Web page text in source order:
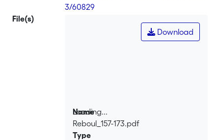
3/60829
File(s)
Loading...
Loading...
Download
Name
Reboul_157-173.pdf
Type